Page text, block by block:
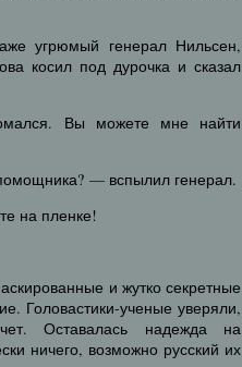
угрюмый генерал Нильсен,
косил под дурочка и сказал
Вы можете мне найти
— вспылил генерал.
на пленке!
и жутко секретные
Головастики-ученые уверяли,
Оставалась надежда на
ничего, возможно русский их